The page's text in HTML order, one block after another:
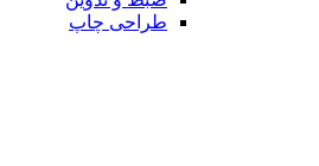
طراحی چاپ